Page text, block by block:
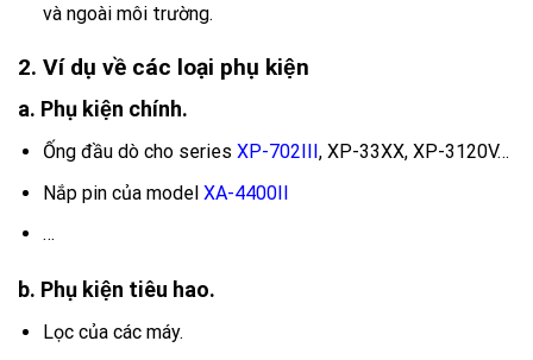
và ngoài môi trường.
2. Ví dụ về các loại phụ kiện
a. Phụ kiện chính.
Ống đầu dò cho series XP-702III , XP-33XX, XP-3120V…
Nắp pin của model XA-4400II
…
b. Phụ kiện tiêu hao.
Lọc của các máy.